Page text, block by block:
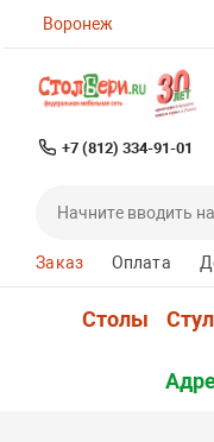
Воронеж
+7 (812) 334-91-01
Заказ Оплата
Столы